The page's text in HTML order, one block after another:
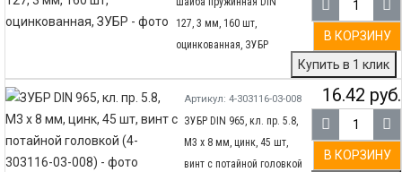
127, 3 мм, 160 шт,
оцинкованная, ЗУБР
В КОРЗИНУ
Купить в 1 клик
Артикул: 4-303116-03-008
ЗУБР DIN 965, кл. пр. 5.8,
M3 х 8 мм, цинк, 45 шт,
винт с потайной головкой
16.42 руб.
В КОРЗИНУ